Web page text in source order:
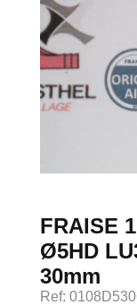
FRAISE
Ø5HD
30mm
Ref: